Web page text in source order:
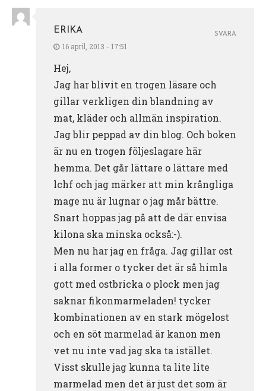
ERIKA
16 april, 2013 - 17:51
Hej,
Jag har blivit en trogen läsare och
gillar verkligen din blandning av
mat, kläder och allmän inspiration.
Jag blir peppad av din blog. Och boken
är nu en trogen följeslagare här
hemma. Det går lättare o lättare med
lchf och jag märker att min krångliga
mage nu är lugnar o jag mår bättre.
Snart hoppas jag på att de där envisa
kilona ska minska också:-).
Men nu har jag en fråga. Jag gillar ost
i alla former o tycker det är så himla
gott med ostbricka o plock men jag
saknar fikonmarmeladen! tycker
kombinationen av en stark mögelost
och en söt marmelad är kanon men
vet nu inte vad jag ska ta istället.
Visst skulle jag kunna ta lite lite
marmelad men det är just det som är
SVARA